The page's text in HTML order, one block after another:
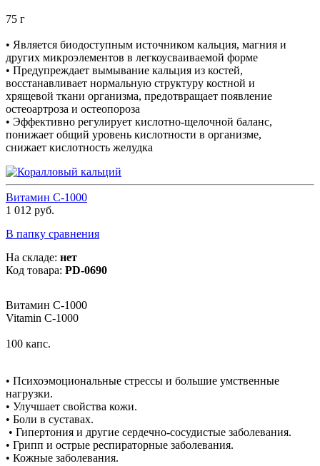
75 г
• Является биодоступным источником кальция, магния и
других микроэлементов в легкоусваиваемой форме
• Предупреждает вымывание кальция из костей,
восстанавливает нормальную структуру костной и
хрящевой ткани организма, предотвращает появление
остеоартроза и остеопороза
• Эффективно регулирует кислотно-щелочной баланс,
понижает общий уровень кислотности в организме,
снижает кислотность желудка
Витамин С-1000
1 012 руб.
В папку сравнения
На складе: нет
Код товара: PD-0690
Витамин С-1000
Vitamin C-1000
100 капс.
• Психоэмоциональные стрессы и большие умственные
нагрузки.
• Улучшает свойства кожи.
• Боли в суставах.
• Гипертония и другие сердечно-сосудистые заболевания.
• Грипп и острые респираторные заболевания.
• Кожные заболевания.